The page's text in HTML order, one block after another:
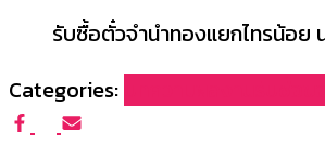
รับซื้อตั๋วจำนำทองแยกไทรน้อย
Categories: